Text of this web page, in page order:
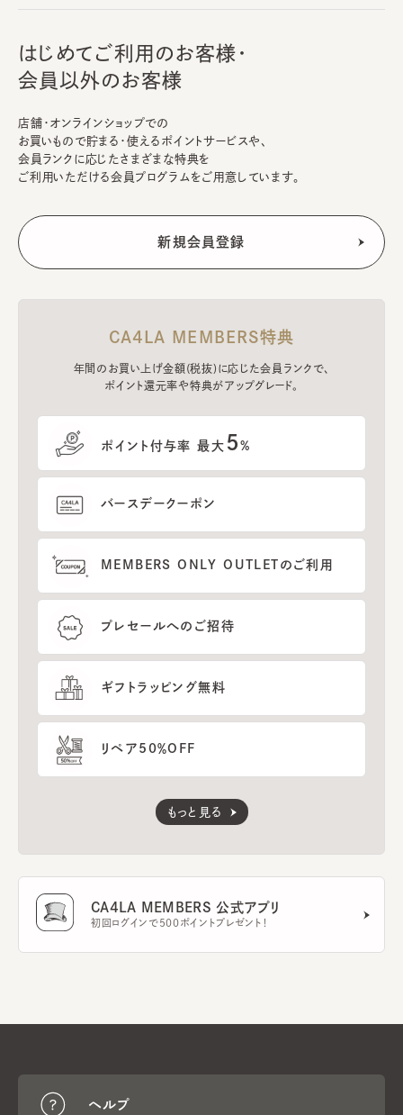
はじめてご利用のお客様・
会員以外のお客様
店舗・オンラインショップでの
お買いもので貯まる・使えるポイントサービスや、
会員ランクに応じたさまざまな特典を
ご利用いただける会員プログラムをご用意しています。
CA4LA MEMBERS特典
年間のお買い上げ金額(税抜)に応じた会員ランクで、
ポイント還元率や特典がアップグレード。
ポイント付与率 最大 5%
バースデークーポン
MEMBERS ONLY OUTLETのご利用
プレセールへのご招待
ギフトラッピング無料
リペア50％OFF
もっと見る
CA4LA MEMBERS 公式アプリ
初回ログインで500ポイントプレゼント！
ヘルプ